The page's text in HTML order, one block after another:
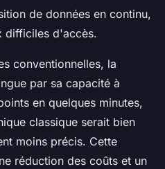
de données en continu,
difficiles d'accès.
conventionnelles, la
par sa capacité à
en quelques minutes,
classique serait bien
moins précis. Cette
réduction des coûts et un